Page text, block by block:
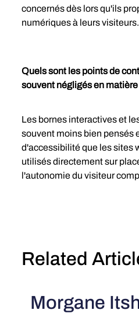
concernés dès lors qu'ils
numériques à leurs visiteurs.
Quels sont les points de
souvent négligés en
Les bornes interactives et
souvent moins bien pensés
d'accessibilité que les sites
utilisés directement sur
l'autonomie du visiteur
Morgane
Related